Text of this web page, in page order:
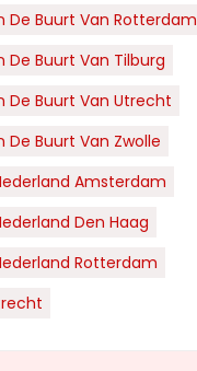
De Buurt Van Rotterdam
De Buurt Van Tilburg
De Buurt Van Utrecht
De Buurt Van Zwolle
Amsterdam
Den Haag
Rotterdam